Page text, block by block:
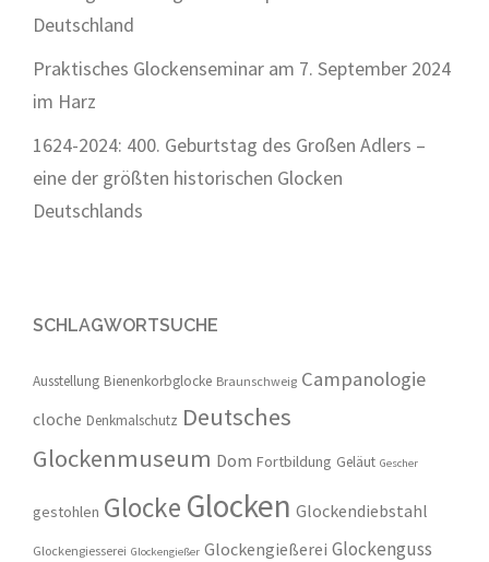
Deutschland
Praktisches Glockenseminar am 7. September 2024
im Harz
1624-2024: 400. Geburtstag des Großen Adlers –
eine der größten historischen Glocken
Deutschlands
SCHLAGWORTSUCHE
Ausstellung Bienenkorbglocke Braunschweig Campanologie
cloche Denkmalschutz Deutsches
Glockenmuseum Dom Fortbildung Geläut Gescher
gestohlen Glocke Glocken Glockendiebstahl
Glockengiesserei Glockengießer Glockengießerei Glockenguss